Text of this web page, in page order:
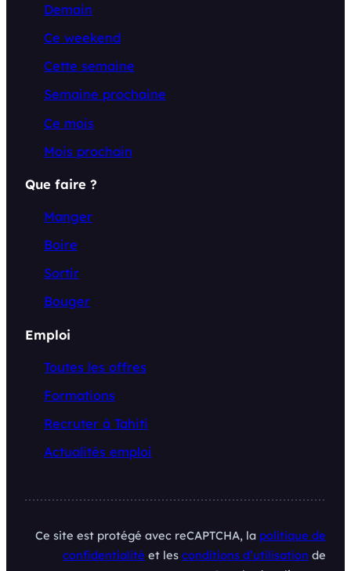
Demain
Ce weekend
Cette semaine
Semaine prochaine
Ce mois
Mois prochain
Que faire ?
Manger
Boire
Sortir
Bouger
Emploi
Toutes les offres
Formations
Recruter à Tahiti
Actualités emploi
Ce site est protégé avec reCAPTCHA, la politique de
confidentialité et les conditions d’utilisation de